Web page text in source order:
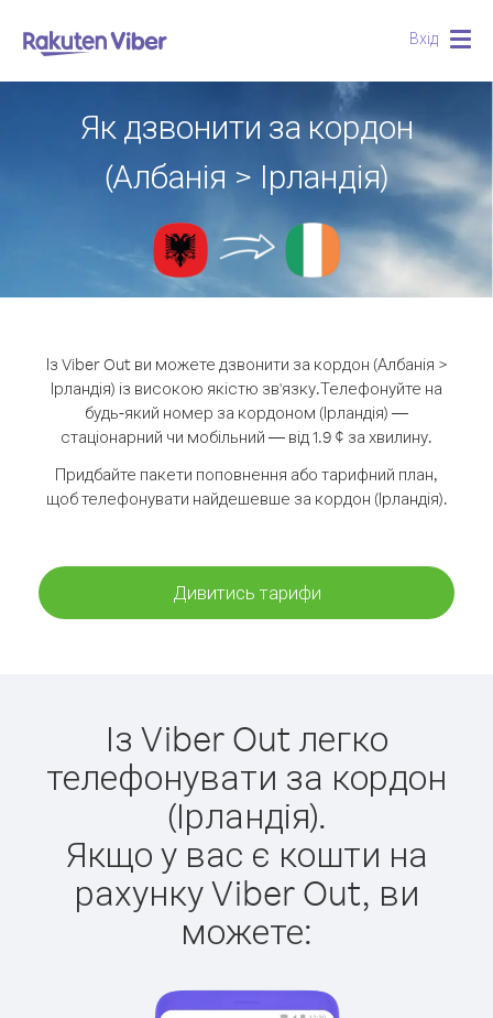
Вхід
Як дзвонити за кордон
(Албанія > Ірландія)
Із Viber Out ви можете дзвонити за кордон (Албанія >
Ірландія) із високою якістю зв'язку.Телефонуйте на
будь-який номер за кордоном (Ірландія) —
стаціонарний чи мобільний — від 1.9 ¢ за хвилину.
Придбайте пакети поповнення або тарифний план,
щоб телефонувати найдешевше за кордон (Ірландія).
Дивитись тарифи
Із Viber Out легко
телефонувати за кордон
(Ірландія).
Якщо у вас є кошти на
рахунку Viber Out, ви
можете: